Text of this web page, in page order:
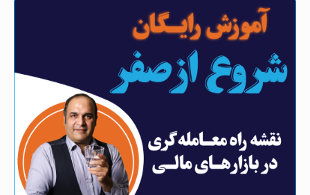
معامله فارکس + فیلم
معاملات شرطی فارکس چیست؟ ثبت سفارش شرطی
در متاتریدر + فیلم
بروکر مارکت میکر چیست؟ بروکر نما بازار فارکس +
فیلم
بروکر فارکس GTCfx با خدمات ویژه برای ایرانیان
بروکر vt مارکت (vt Markets) با خدمات ویژه برای